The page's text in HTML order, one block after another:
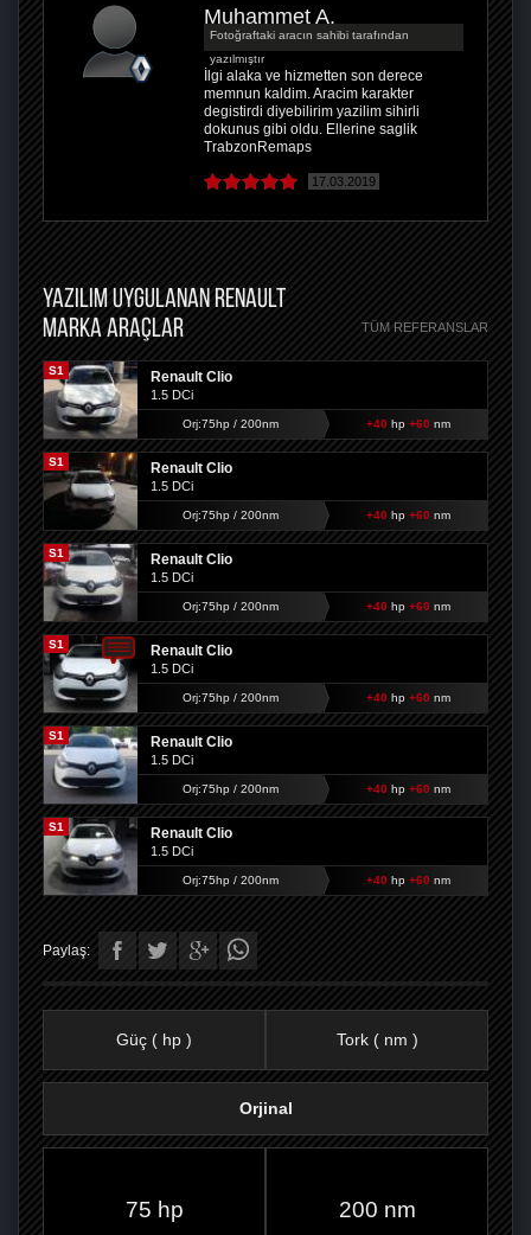
Muhammet A.
Fotoğraftaki aracın sahibi tarafından
yazılmıştır
İlgi alaka ve hizmetten son derece
memnun kaldim. Aracim karakter
degistirdi diyebilirim yazilim sihirli
dokunus gibi oldu. Ellerine saglik
TrabzonRemaps
17.03.2019
YAZILIM UYGULANAN RENAULT
MARKA ARAÇLAR
TÜM REFERANSLAR
S1 Renault Clio
1.5 DCi
Orj:75hp / 200nm +40 hp +60 nm
S1 Renault Clio
1.5 DCi
Orj:75hp / 200nm +40 hp +60 nm
S1 Renault Clio
1.5 DCi
Orj:75hp / 200nm +40 hp +60 nm
S1 Renault Clio
1.5 DCi
Orj:75hp / 200nm +40 hp +60 nm
S1 Renault Clio
1.5 DCi
Orj:75hp / 200nm +40 hp +60 nm
S1 Renault Clio
1.5 DCi
Orj:75hp / 200nm +40 hp +60 nm
Paylaş:
Güç ( hp ) Tork ( nm )
Orjinal
75 hp 200 nm